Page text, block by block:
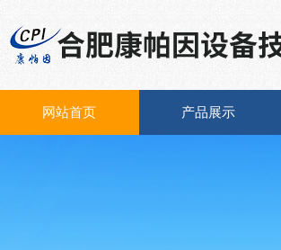
网站首页 产品展示